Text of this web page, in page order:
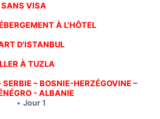
SANS VISA
À L'HÔTEL
D'ISTANBUL
À TUZLA
– BOSNIE-HERZÉGOVINE –
- ALBANIE
Jour 1